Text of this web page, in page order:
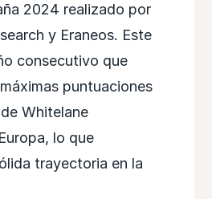
2024 realizado por
y Eraneos. Este
consecutivo que
puntuaciones
Whitelane
lo que
trayectoria en la